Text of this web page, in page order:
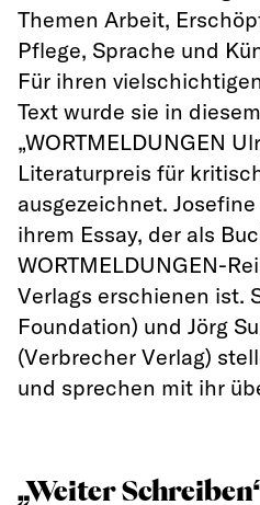
Themen Arbeit,
Pflege, Sprache und
Für ihren
Text wurde sie in
„WORTMELDUNGEN
Literaturpreis für
ausgezeichnet.
ihrem Essay, der als
WORTMELDUNGEN-
Verlags erschienen ist.
Foundation) und Jörg
(Verbrecher Verlag)
und sprechen mit ihr
„Weiter